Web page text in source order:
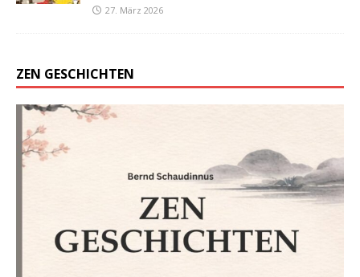
27. März 2026
ZEN GESCHICHTEN